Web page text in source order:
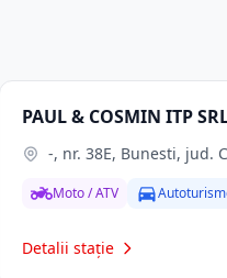
PAUL & COSMIN ITP
-, nr. 38E, Bunesti, jud.
Moto / ATV
Detalii stație